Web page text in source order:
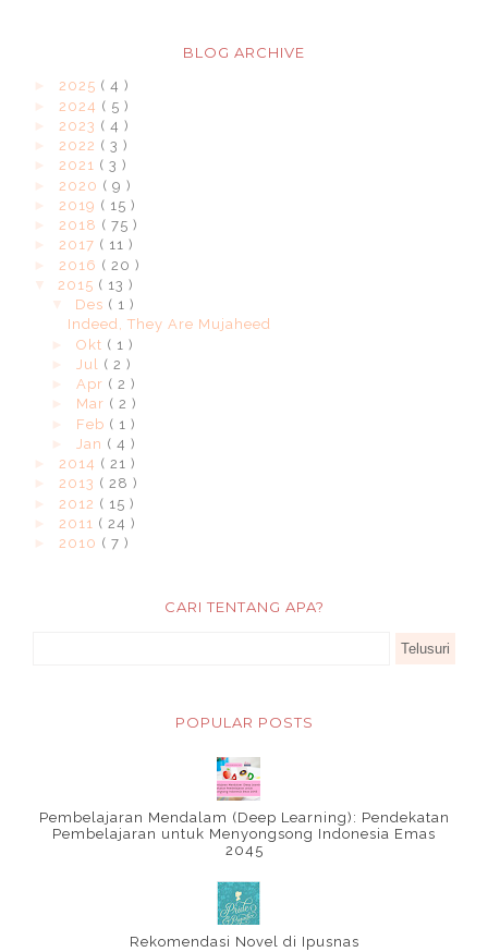
BLOG ARCHIVE
2025 ( 4 )
2024 ( 5 )
2023 ( 4 )
2022 ( 3 )
2021 ( 3 )
2020 ( 9 )
2019 ( 15 )
2018 ( 75 )
2017 ( 11 )
2016 ( 20 )
2015 ( 13 )
Des ( 1 )
Indeed, They Are Mujaheed
Okt ( 1 )
Jul ( 2 )
Apr ( 2 )
Mar ( 2 )
Feb ( 1 )
Jan ( 4 )
2014 ( 21 )
2013 ( 28 )
2012 ( 15 )
2011 ( 24 )
2010 ( 7 )
CARI TENTANG APA?
POPULAR POSTS
Pembelajaran Mendalam (Deep Learning): Pendekatan
Pembelajaran untuk Menyongsong Indonesia Emas
2045
Rekomendasi Novel di Ipusnas